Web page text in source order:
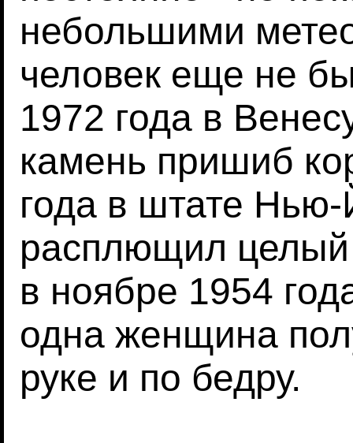
небольшими
человек еще не
1972 года в
камень пришиб
года в штате
расплющил
в ноябре 1954
одна женщина
руке и по бедру.